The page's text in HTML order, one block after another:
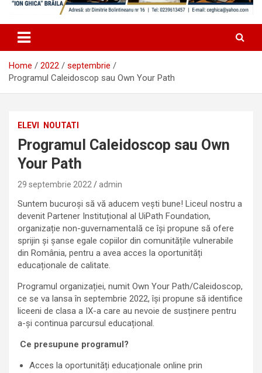
Home 2022
septembrie
Programul Caleidoscop sau Own Your Path
ELEVI NOUTATI
Programul Caleidoscop sau Own
Your Path
29 septembrie 2022 admin
Suntem bucuroși să vă aducem vești bune! Liceul nostru a
devenit Partener Instituțional al UiPath Foundation,
organizație non-guvernamentaIă ce își propune să ofere
sprijin și șanse egale copiilor din comunitățile vulnerabile
din România, pentru a avea acces la oportunități
educaționale de calitate.
Programul organizației, numit Own Your Path/Caleidoscop,
ce se va lansa în septembrie 2022, își propune să identifice
liceeni de clasa a IX-a care au nevoie de susținere pentru
a-și continua parcursul educațional.
Ce presupune programul?
Acces la oportunități educaționale online prin